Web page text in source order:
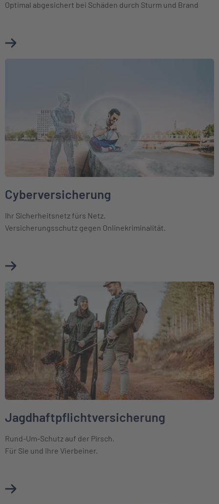
Optimal abgesichert bei Schäden durch Sturm und Brand
Mehr über Photovoltaik erfahren
Cyberversicherung
Ihr Sicherheitsnetz fürs Netz.
Versicherungsschutz gegen Onlinekriminalität.
Mehr über Cyberversicherung erfahren
Weiter zu Jagdhaftpflichtversicherung
Jagdhaftpflichtversicherung
Rund-Um-Schutz auf der Pirsch.
Für Sie und Ihre Vierbeiner.
Mehr über Jagdhaftpflichtversicherung erfahren